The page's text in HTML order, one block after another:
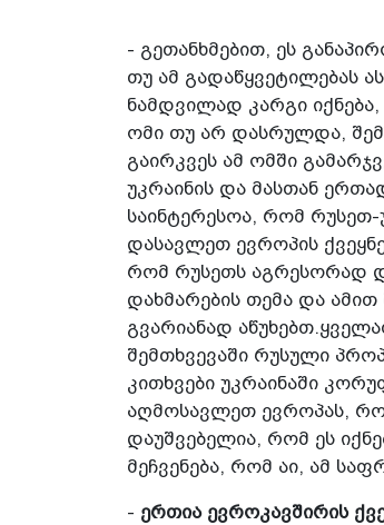
- გეთანხმებით, ეს
თუ ამ გადაწყვეტილებას
ნამდვილად კარგი
ომი თუ არ დასრულდა,
გაირკვეს ამ ომში
უკრაინის და მასთან
საინტერესოა, რომ
დასავლეთ ევროპის
რომ რუსეთს აგრესორად
დახმარების თემა და
გვარიანად
შემთხვევაში რუსული
კითხვები უკრაინაში
აღმოსავლეთ ევროპას,
დაუშვებელია, რომ ეს
მეჩვენება, რომ აი, ამ
- ერთია ევროკავშირის